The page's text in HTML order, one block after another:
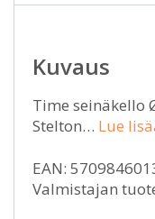
Kuvaus
Time seinäkello
Stelton… Lue
EAN:
Valmistajan